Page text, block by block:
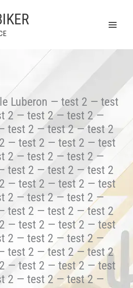
Luberon — test 2 — test
2 — test 2 — test 2 —
test 2 — test 2 — test 2
— test 2 — test 2 — test
2 — test 2 — test 2 —
test 2 — test 2 — test 2
— test 2 — test 2 — test
2 — test 2 — test 2 —
test 2 — test 2 — test 2
— test 2 — test 2 — test
2 — test 2 — test 2 —
test 2 — test 2 — test 2
— test 2 — test 2 — test
2 — test 2 — test 2 —